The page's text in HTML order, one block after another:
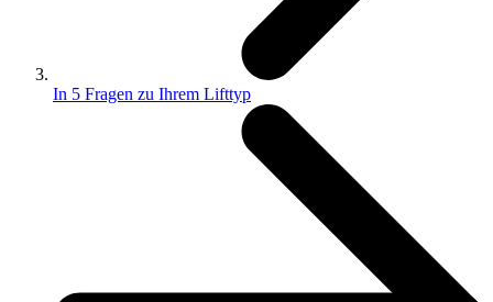
In 5 Fragen zu Ihrem Lifttyp